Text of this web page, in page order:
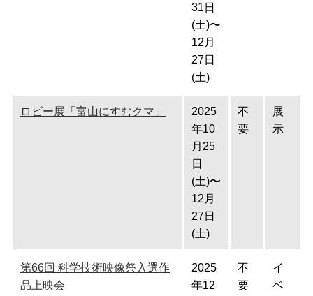
31日
(土)〜
12月
27日
(土)
ロビー展「富山にすむクマ」
2025
年10
月25
日
(土)〜
12月
27日
(土)
不
要
展
示
第66回 科学技術映像祭入選作
品上映会
2025
年12
不
要
イ
ベ